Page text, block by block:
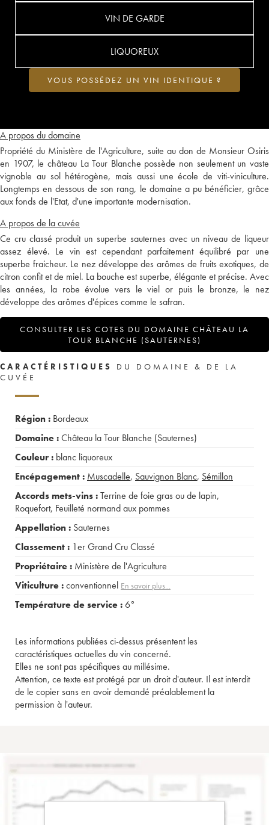
A propos du domaine
Propriété du Ministère de l'Agriculture, suite au don de Monsieur Osiris
en 1907, le château La Tour Blanche possède non seulement un vaste
vignoble au sol hétérogène, mais aussi une école de viti-viniculture.
Longtemps en dessous de son rang, le domaine a pu bénéficier, grâce
aux fonds de l'Etat, d'une importante modernisation.
A propos de la cuvée
Ce cru classé produit un superbe sauternes avec un niveau de liqueur
assez élevé. Le vin est cependant parfaitement équilibré par une
superbe fraicheur. Le nez développe des arômes de fruits exotiques, de
citron confit et de miel. La bouche est superbe, élégante et précise. Avec
les années, la robe évolue vers le viel or puis le bronze, le nez
développe des arômes d'épices comme le safran.
CONSULTER LES COTES DU DOMAINE CHÂTEAU LA
TOUR BLANCHE (SAUTERNES)
VIN DE GARDE
LIQUOREUX
VOUS POSSÉDEZ UN VIN IDENTIQUE ?
CARACTÉRISTIQUES
DU DOMAINE & DE LA
CUVÉE
Région : Bordeaux
Domaine :Château la Tour Blanche (Sauternes)
Couleur : blanc liquoreux
Encépagement : Muscadelle, Sauvignon Blanc, Sémillon
Accords mets-vins :Terrine de foie gras ou de lapin,
Roquefort, Feuilleté normand aux pommes
Appellation : Sauternes
Classement : 1er Grand Cru Classé
Propriétaire : Ministère de l'Agriculture
Viticulture :conventionnel En savoir plus...
Température de service : 6°
Les informations publiées ci-dessus présentent les
caractéristiques actuelles du vin concerné.
Elles ne sont pas spécifiques au millésime.
Attention, ce texte est protégé par un droit d'auteur. Il est interdit
de le copier sans en avoir demandé préalablement la
permission à l'auteur.